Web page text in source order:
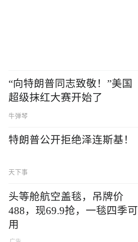
“向特朗普同志致敬！”美国
超级抹红大赛开始了
牛弹琴
特朗普公开拒绝泽连斯基！
天下事
头等舱航空盖毯，吊牌价
488，现69.9抢，一毯四季可
用